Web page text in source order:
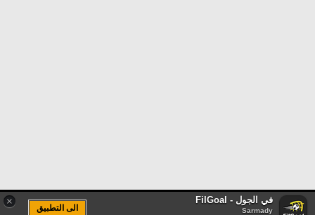
× في الجول - FilGoal
Sarmady
الى التطبيق